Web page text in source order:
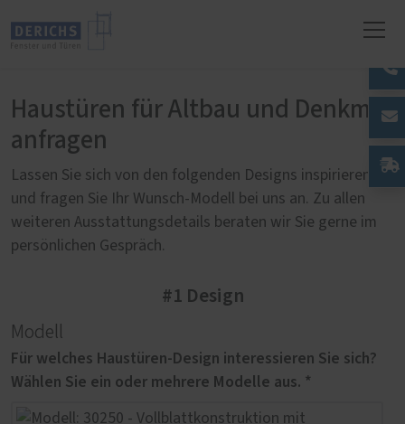
Haustüren für Altbau und Denkmal
anfragen
Lassen Sie sich von den folgenden Designs inspirieren
und fragen Sie Ihr Wunsch-Modell bei uns an. Zu allen
weiteren Ausstattungsdetails beraten wir Sie gerne im
persönlichen Gespräch.
#1 Design
Modell
Für welches Haustüren-Design interessieren Sie sich?
Wählen Sie ein oder mehrere Modelle aus. *